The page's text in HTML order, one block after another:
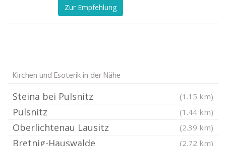
Zur Empfehlung
Kirchen und Esoterik in der Nähe
Steina bei Pulsnitz (1.15 km)
Pulsnitz (1.44 km)
Oberlichtenau Lausitz (2.39 km)
Bretnig-Hauswalde (2.72 km)